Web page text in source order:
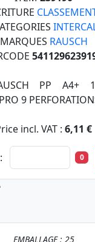
MARQUES RAUSCH
PP A4+
9
incl. VAT : 6,11 €
0
EMBALLAGE : 25